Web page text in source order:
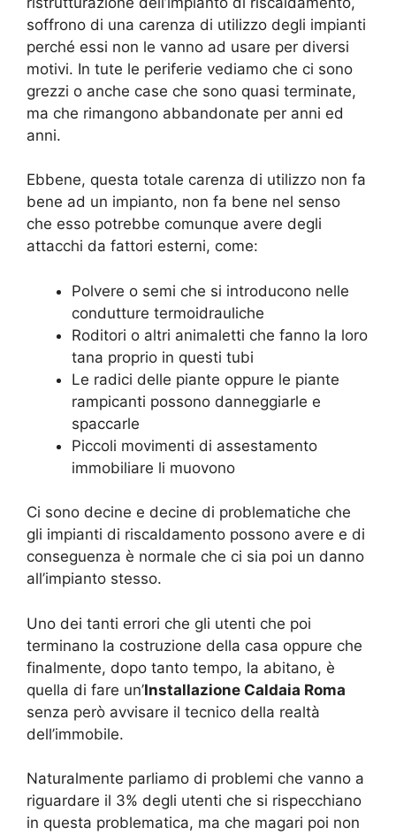
soffrono di una carenza di utilizzo degli impianti
perché essi non le vanno ad usare per diversi
motivi. In tute le periferie vediamo che ci sono
grezzi o anche case che sono quasi terminate,
ma che rimangono abbandonate per anni ed
anni.
Ebbene, questa totale carenza di utilizzo non fa
bene ad un impianto, non fa bene nel senso
che esso potrebbe comunque avere degli
attacchi da fattori esterni, come:
Polvere o semi che si introducono nelle
condutture termoidrauliche
Roditori o altri animaletti che fanno la loro
tana proprio in questi tubi
Le radici delle piante oppure le piante
rampicanti possono danneggiarle e
spaccarle
Piccoli movimenti di assestamento
immobiliare li muovono
Ci sono decine e decine di problematiche che
gli impianti di riscaldamento possono avere e di
conseguenza è normale che ci sia poi un danno
all’impianto stesso.
Uno dei tanti errori che gli utenti che poi
terminano la costruzione della casa oppure che
finalmente, dopo tanto tempo, la abitano, è
quella di fare un’Installazione Caldaia Roma
senza però avvisare il tecnico della realtà
dell’immobile.
Naturalmente parliamo di problemi che vanno a
riguardare il 3% degli utenti che si rispecchiano
in questa problematica, ma che magari poi non